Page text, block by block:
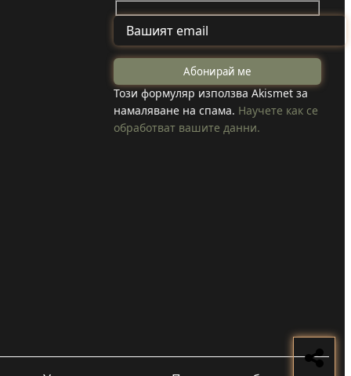
Задържаха мъж
от Смолча,
заплашил
Този формуляр използва Akismet за
намаляване на спама. Научете как се
обработват вашите данни.